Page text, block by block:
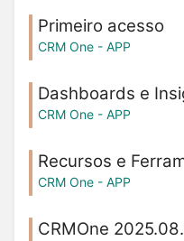
Primeiro acesso
CRM One - APP
Dashboards e
CRM One - APP
Recursos e
CRM One - APP
CRMOne